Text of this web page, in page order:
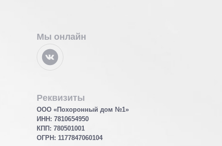
Мы онлайн
Реквизиты
ООО «Похоронный дом №1»
ИНН: 7810654950
КПП: 780501001
ОГРН: 1177847060104